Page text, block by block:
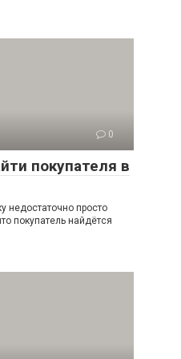
0
покупателя в
недостаточно просто
покупатель найдётся